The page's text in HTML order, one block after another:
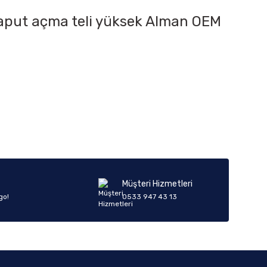
açma teli yüksek Alman OEM
Müşteri Hizmetleri
0533 947 43 13